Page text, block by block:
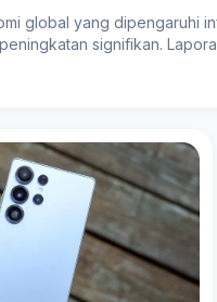
global yang dipengaruhi
signifikan.